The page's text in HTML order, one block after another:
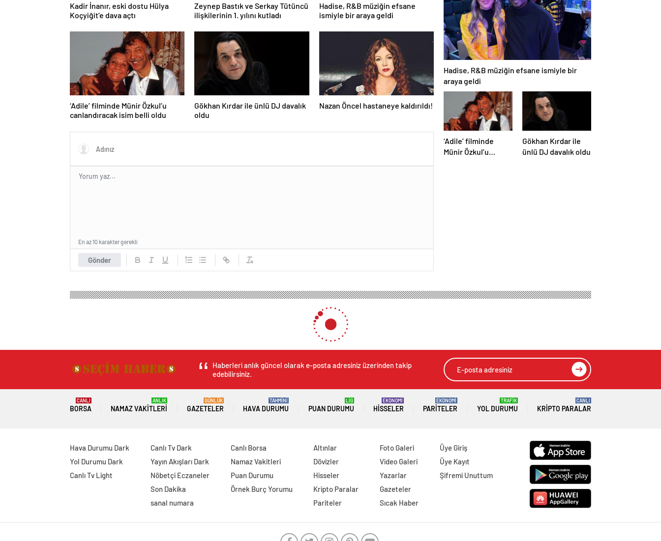
Kadir İnanır, eski dostu Hülya
Koçyiğit’e dava açtı
Zeynep Bastık ve Serkay Tütüncü
ilişkilerinin 1. yılını kutladı
Hadise, R&B müziğin efsane
ismiyle bir araya geldi
‘Adile’ filminde Münir Özkul’u
canlandıracak isim belli oldu
Gökhan Kırdar ile ünlü DJ davalık
oldu
Nazan Öncel hastaneye kaldırıldı!
Gönder
En az 10 karakter gerekli
Hadise, R&B müziğin efsane ismiyle bir
araya geldi
‘Adile’ filminde
Münir Özkul’u
Gökhan Kırdar ile
ünlü DJ davalık oldu
Geç yaşta çocuk sahibi olmanın zararları
HABERLERİ
GÜNDEM 08 Ağustos 2026
Joe Biden 6 aylık hedeflerini açıkladı.